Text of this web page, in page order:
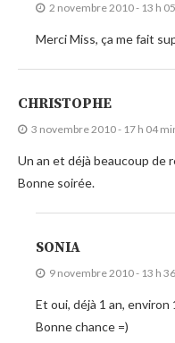
2 novembre 2010 - 13 h
Merci Miss, ça me fait
CHRISTOPHE
3 novembre 2010 - 17 h 04
Un an et déjà beaucoup de
Bonne soirée.
SONIA
9 novembre 2010 - 13 h
Et oui, déjà 1 an,
Bonne chance =)